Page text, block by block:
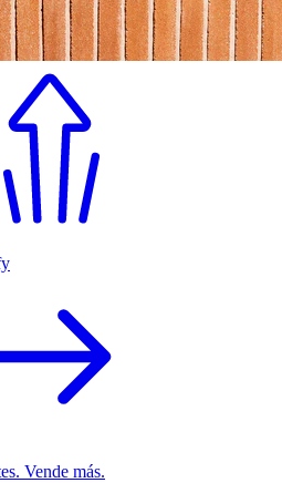
Vende más.